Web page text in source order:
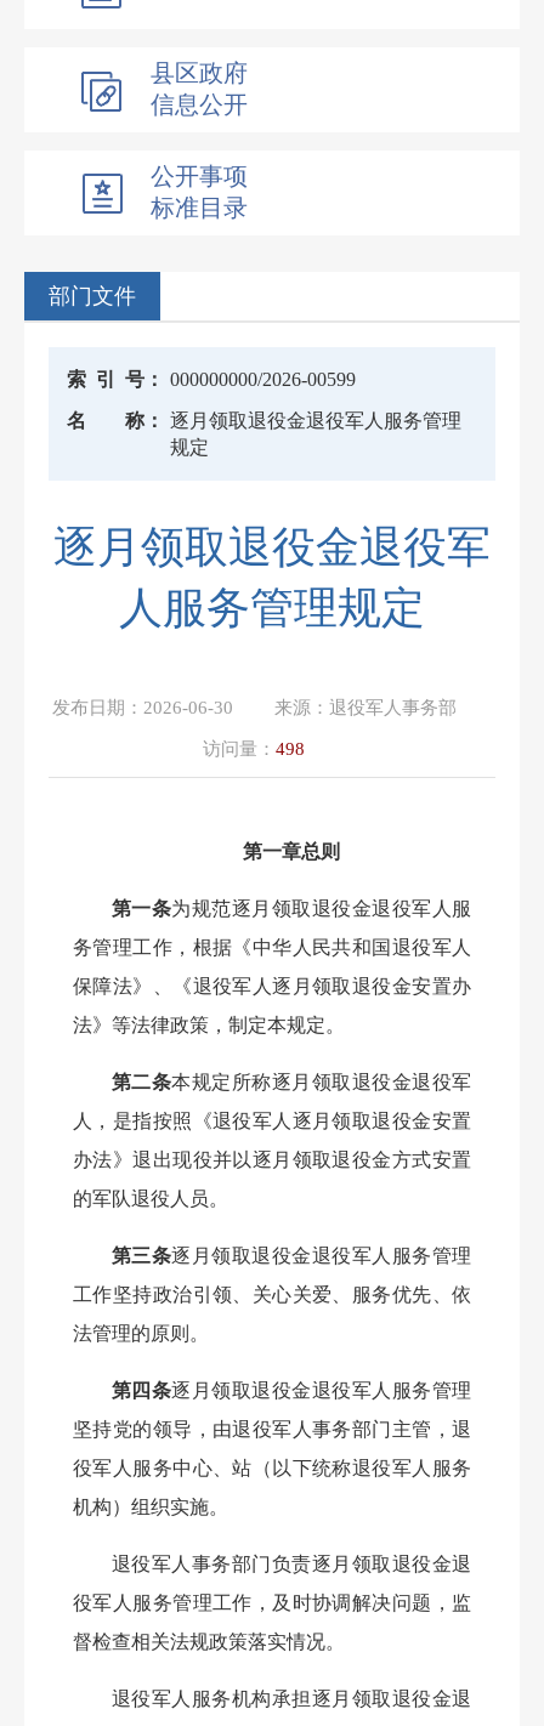
县区政府
信息公开
公开事项
标准目录
部门文件
索 引 号：
000000000/2026-00599
名
称：
逐月领取退役金退役军人服务管理
规定
逐月领取退役金退役军
人服务管理规定
发布日期： 2026-06-30 来源： 退役军人事务部
访问量： 498
第一章总则
第一条为规范逐月领取退役金退役军人服
务管理工作，根据《中华人民共和国退役军人
保障法》、《退役军人逐月领取退役金安置办
法》等法律政策，制定本规定。
第二条本规定所称逐月领取退役金退役军
人，是指按照《退役军人逐月领取退役金安置
办法》退出现役并以逐月领取退役金方式安置
的军队退役人员。
第三条逐月领取退役金退役军人服务管理
工作坚持政治引领、关心关爱、服务优先、依
法管理的原则。
第四条逐月领取退役金退役军人服务管理
坚持党的领导，由退役军人事务部门主管，退
役军人服务中心、站（以下统称退役军人服务
机构）组织实施。
退役军人事务部门负责逐月领取退役金退
役军人服务管理工作，及时协调解决问题，监
督检查相关法规政策落实情况。
退役军人服务机构承担逐月领取退役金退